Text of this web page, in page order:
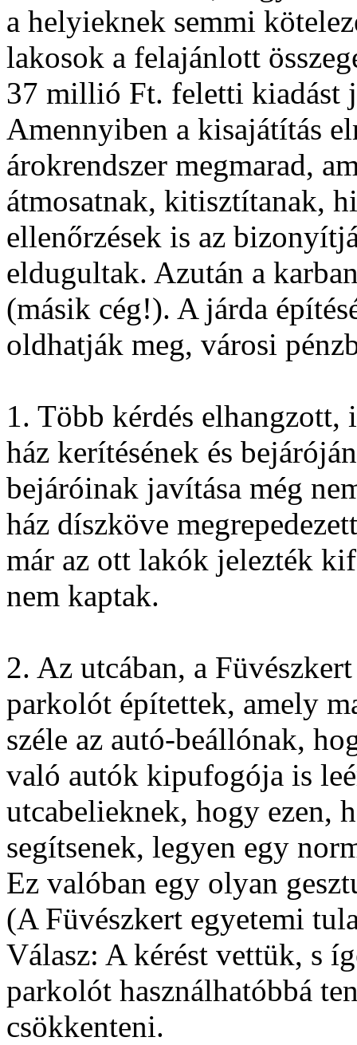
a helyieknek semmi
lakosok a felajánlott
37 millió Ft. feletti kiadást
Amennyiben a kisajátítás
árokrendszer megmarad,
átmosatnak, kitisztítanak,
ellenőrzések is az
eldugultak. Azután a
(másik cég!). A járda
oldhatják meg, városi
1. Több kérdés
ház kerítésének és
bejáróinak javítása még
ház díszköve
már az ott lakók jelezték
nem kaptak.
2. Az utcában, a
parkolót építettek, amely
széle az autó-beállónak,
való autók kipufogója is
utcabelieknek, hogy ezen,
segítsenek, legyen egy
Ez valóban egy olyan
(A Füvészkert egyetemi
Válasz: A kérést vettük, s
parkolót használhatóbbá
csökkenteni.